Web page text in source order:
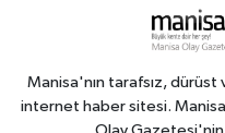
Manisa'nın tarafsız, dürüst
internet haber sitesi.